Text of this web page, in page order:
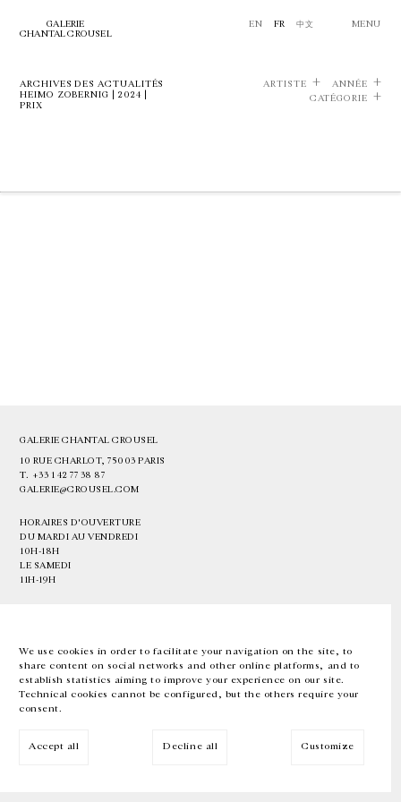
We use cookies in order to facilitate your navigation on the site, to
share content on social networks and other online platforms, and to
establish statistics aiming to improve your experience on our site.
Technical cookies cannot be configured, but the others require your
consent.
Accept all Decline all Customize
GALERIE
CHANTAL CROUSEL
EN FR 中文 MENU
ARCHIVES DES ACTUALITÉS
HEIMO ZOBERNIG | 2024 |
PRIX
ARTISTE
ANNÉE
CATÉGORIE
GALERIE CHANTAL CROUSEL
10 RUE CHARLOT, 75003 PARIS
T. +33 1 42 77 38 87
GALERIE@CROUSEL.COM
HORAIRES D'OUVERTURE
DU MARDI AU VENDREDI
10H-18H
LE SAMEDI
11H-19H
EN FR 中文 Facebook Instagram
Inscrivez-vous à notre newsletter